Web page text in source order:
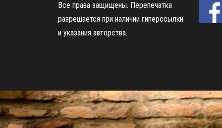
Все права защищены. Перепечатка
разрешается при наличии гиперссылки
и указания авторства.